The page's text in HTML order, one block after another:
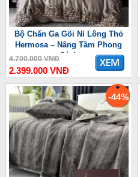
Bộ Chăn Ga Gối Nỉ Lông Thỏ
Hermosa – Nâng Tầm Phong
Cách
4.700.000 VNĐ
2.399.000 VNĐ
-44%